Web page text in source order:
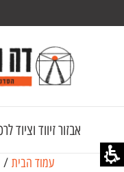
אבזור זיווד וציוד
עמוד הבית /